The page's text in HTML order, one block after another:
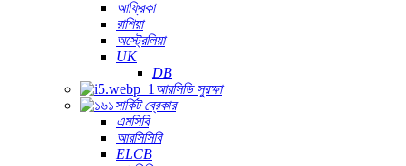
আফ্রিকা
রাশিয়া
অস্ট্রেলিয়া
UK
DB
আরসিডি সুরক্ষা
সার্কিট ব্রেকার
এমসিবি
আরসিসিবি
ELCB